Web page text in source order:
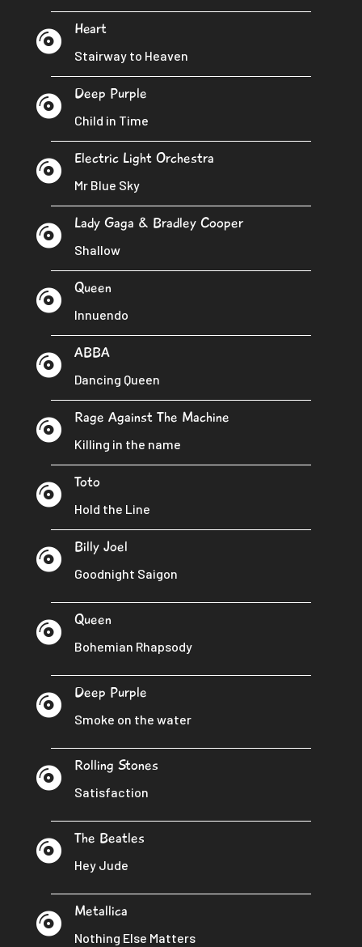
 Heart
Stairway to Heaven
 Deep Purple
Child in Time
 Electric Light Orchestra
Mr Blue Sky
 Lady Gaga & Bradley Cooper
Shallow
 Queen
Innuendo
 ABBA
Dancing Queen
 Rage Against The Machine
Killing in the name
 Toto
Hold the Line
 Billy Joel
Goodnight Saigon
 Queen
Bohemian Rhapsody
 Deep Purple
Smoke on the water
 Rolling Stones
Satisfaction
 The Beatles
Hey Jude
 Metallica
Nothing Else Matters